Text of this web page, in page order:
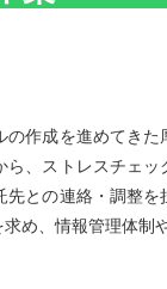
作成を進めてき
、ストレスチェ
との連絡・調整
め、情報管理体制